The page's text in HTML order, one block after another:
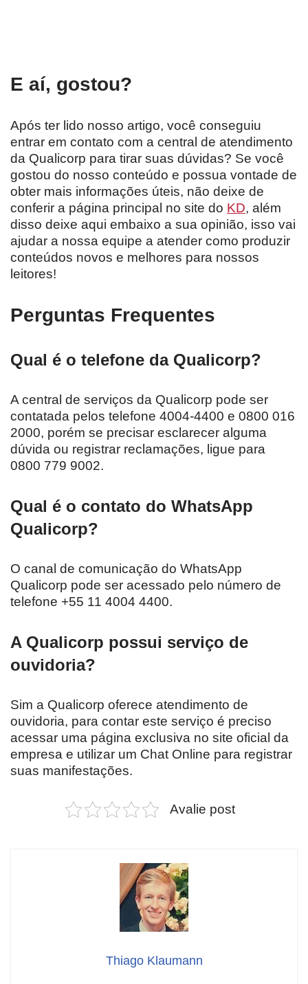
E aí, gostou?
Após ter lido nosso artigo, você conseguiu
entrar em contato com a central de atendimento
da Qualicorp para tirar suas dúvidas? Se você
gostou do nosso conteúdo e possua vontade de
obter mais informações úteis, não deixe de
conferir a página principal no site do KD, além
disso deixe aqui embaixo a sua opinião, isso vai
ajudar a nossa equipe a atender como produzir
conteúdos novos e melhores para nossos
leitores!
Perguntas Frequentes
Qual é o telefone da Qualicorp?
A central de serviços da Qualicorp pode ser
contatada pelos telefone 4004-4400 e 0800 016
2000, porém se precisar esclarecer alguma
dúvida ou registrar reclamações, ligue para
0800 779 9002.
Qual é o contato do WhatsApp
Qualicorp?
O canal de comunicação do WhatsApp
Qualicorp pode ser acessado pelo número de
telefone +55 11 4004 4400.
A Qualicorp possui serviço de
ouvidoria?
Sim a Qualicorp oferece atendimento de
ouvidoria, para contar este serviço é preciso
acessar uma página exclusiva no site oficial da
empresa e utilizar um Chat Online para registrar
suas manifestações.
Avalie post
Thiago Klaumann